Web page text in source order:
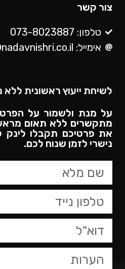
צור קשר
טלפון: 073-8023887
אימייל: office@nadavnishri.co.il
לשיחת ייעוץ ראשונית ללא
על מנת ולשמור על
מתקשרים ללא תאום
את פרטיכם תקבלו לינק
נישרי לזמן שנוח לכם.​